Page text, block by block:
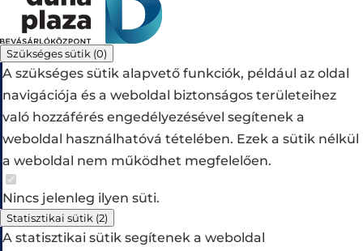
Szükséges sütik (0)
A szükséges sütik alapvető funkciók, például az oldal
navigációja és a weboldal biztonságos területeihez
való hozzáférés engedélyezésével segítenek a
weboldal használhatóvá tételében. Ezek a sütik nélkül
a weboldal nem működhet megfelelően.
Nincs jelenleg ilyen süti.
Statisztikai sütik (2)
A statisztikai sütik segítenek a weboldal